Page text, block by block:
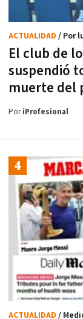
El club de
suspendió
muerte del
ACTUALIDAD / Por
PoriProfesional
ACTUALIDAD /